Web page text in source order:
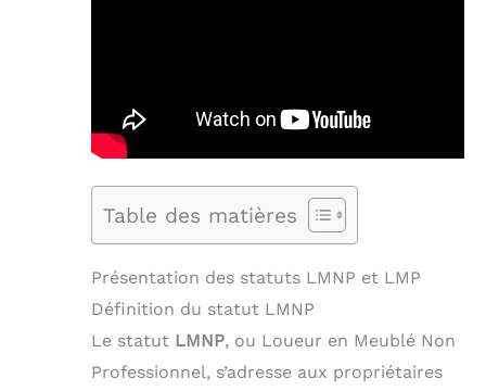
Table des matières
Présentation des statuts LMNP et LMP
Définition du statut LMNP
Le statut LMNP, ou Loueur en Meublé Non
Professionnel, s’adresse aux propriétaires